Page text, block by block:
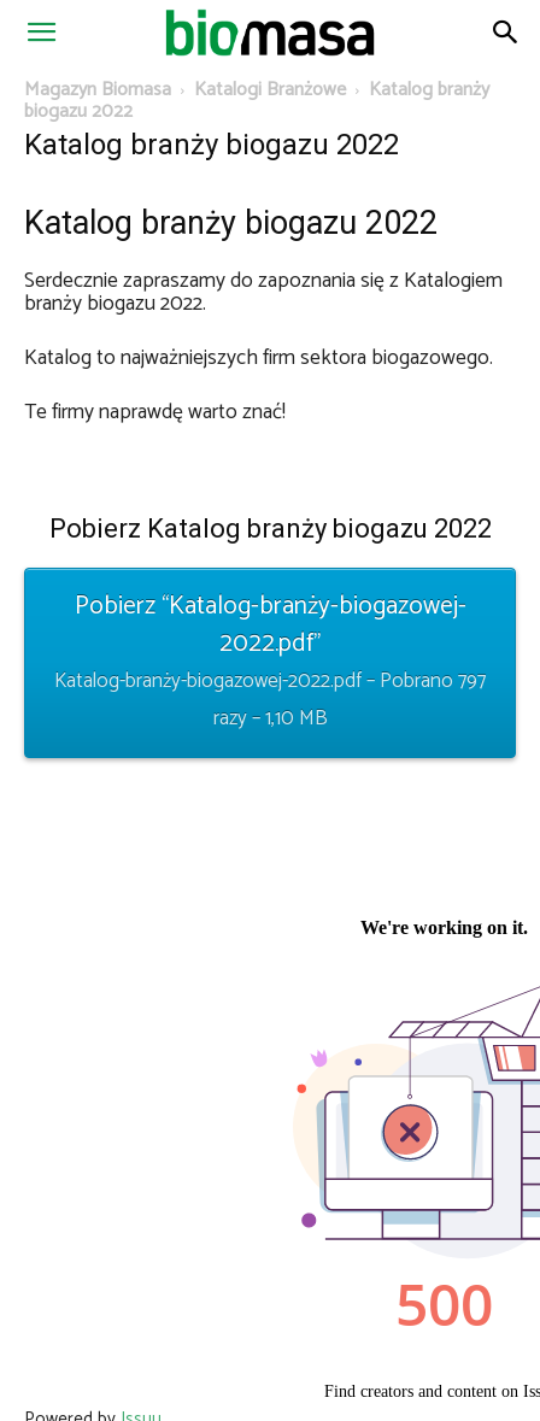
Magazyn
Biomasa
Magazyn Biomasa Katalogi Branżowe Katalog branży
biogazu 2022
Katalog branży biogazu 2022
Katalog branży biogazu 2022
Serdecznie zapraszamy do zapoznania się z Katalogiem
branży biogazu 2022.
Katalog to najważniejszych firm sektora biogazowego.
Te firmy naprawdę warto znać!
Pobierz Katalog branży biogazu 2022
Pobierz “Katalog-branży-biogazowej-
2022.pdf”
Katalog-branży-biogazowej-2022.pdf – Pobrano 797
razy – 1,10 MB